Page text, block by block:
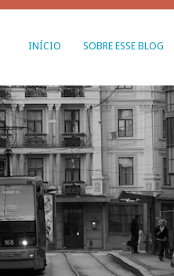
INÍCIO SOBRE ESSE BLOG